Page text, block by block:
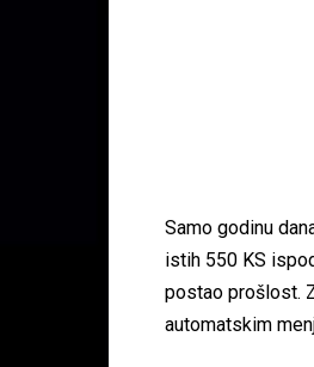
Samo godinu
istih 550 KS
postao prošlost.
automatskim